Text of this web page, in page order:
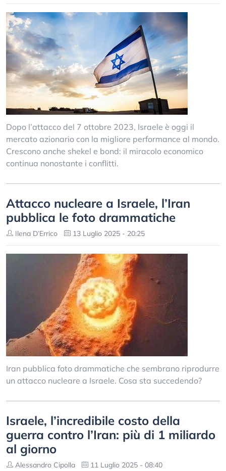
Dopo l’attacco del 7 ottobre 2023, Israele è oggi il
mercato azionario con la migliore performance al mondo.
Crescono anche shekel e bond: il miracolo economico
continua nonostante i conflitti.
Attacco nucleare a Israele, l’Iran
pubblica le foto drammatiche
Ilena D’Errico 13 Luglio 2025 - 20:25
Iran pubblica foto drammatiche che sembrano riprodurre
un attacco nucleare a Israele. Cosa sta succedendo?
Israele, l’incredibile costo della
guerra contro l’Iran: più di 1 miliardo
al giorno
Alessandro Cipolla 11 Luglio 2025 - 08:40